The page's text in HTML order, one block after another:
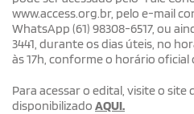
www.access.org.br, pelo e-mail
WhatsApp (61) 98308-6517, ou
3441, durante os dias úteis, no
às 17h, conforme o horário oficial
Para acessar o edital, visite o
disponibilizado AQUI.